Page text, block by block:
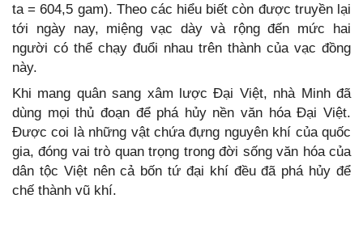
ta = 604,5 gam). Theo các hiểu biết còn được truyền lại
tới ngày nay, miệng vạc dày và rộng đến mức hai
người có thể chạy đuổi nhau trên thành của vạc đồng
này.
Khi mang quân sang xâm lược Đại Việt, nhà Minh đã
dùng mọi thủ đoạn để phá hủy nền văn hóa Đại Việt.
Được coi là những vật chứa đựng nguyên khí của quốc
gia, đóng vai trò quan trọng trong đời sống văn hóa của
dân tộc Việt nên cả bốn tứ đại khí đều đã phá hủy để
chế thành vũ khí.